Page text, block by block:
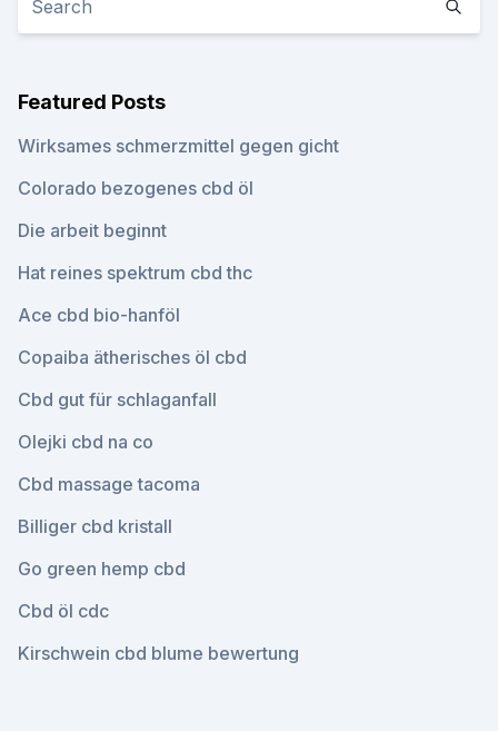
Featured Posts
Wirksames schmerzmittel gegen gicht
Colorado bezogenes cbd öl
Die arbeit beginnt
Hat reines spektrum cbd thc
Ace cbd bio-hanföl
Copaiba ätherisches öl cbd
Cbd gut für schlaganfall
Olejki cbd na co
Cbd massage tacoma
Billiger cbd kristall
Go green hemp cbd
Cbd öl cdc
Kirschwein cbd blume bewertung